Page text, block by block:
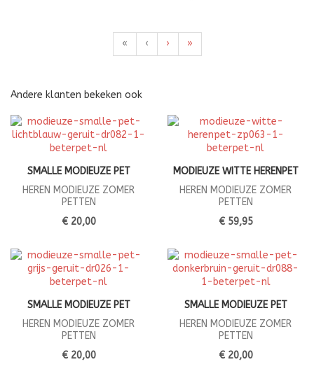
« ‹ › »
Andere klanten bekeken ook
SMALLE MODIEUZE PET
HEREN MODIEUZE ZOMER
PETTEN
€ 20,00
MODIEUZE WITTE HERENPET
HEREN MODIEUZE ZOMER
PETTEN
€ 59,95
SMALLE MODIEUZE PET
HEREN MODIEUZE ZOMER
PETTEN
€ 20,00
SMALLE MODIEUZE PET
HEREN MODIEUZE ZOMER
PETTEN
€ 20,00